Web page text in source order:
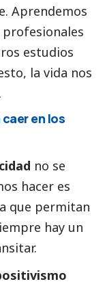
Aprendemos
profesionales
estudios
la vida nos
en los
no se
hacer es
que permitan
hay un